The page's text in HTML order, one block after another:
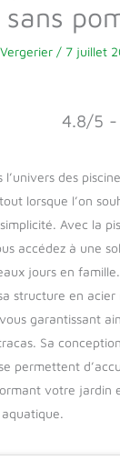
/ 7 juillet
4.8/5 -
l’univers des
lorsque l’on
Avec la
accédez à une
jours en
structure en
garantissant
Sa
permettent
votre jardin